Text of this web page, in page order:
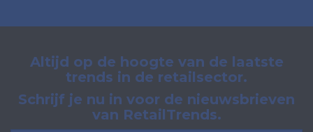
Altijd op de hoogte van de laatste
trends in de retailsector.
Schrijf je nu in voor de nieuwsbrieven
van RetailTrends.